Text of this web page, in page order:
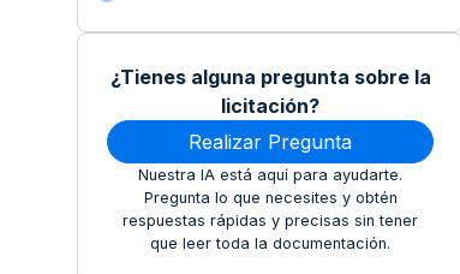
¿Tienes alguna pregunta sobre la
licitación?
Realizar Pregunta
Nuestra IA está aquí para ayudarte.
Pregunta lo que necesites y obtén
respuestas rápidas y precisas sin tener
que leer toda la documentación.